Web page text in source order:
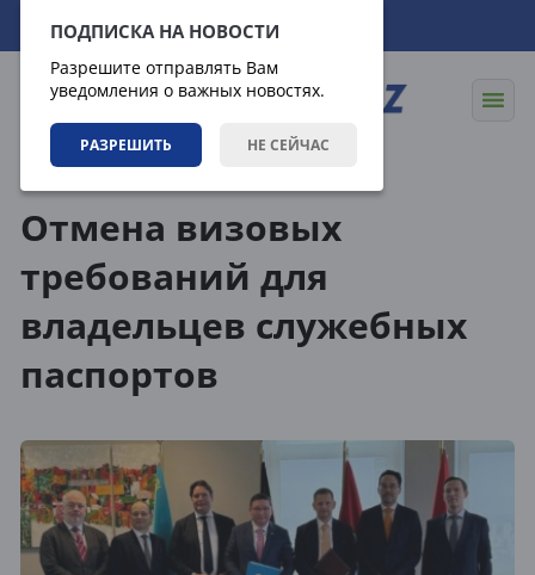
ПОДПИСКА НА НОВОСТИ
Разрешите отправлять Вам
уведомления о важных новостях.
РАЗРЕШИТЬ НЕ СЕЙЧАС
07.08.2026 22:53:46
Отмена визовых
требований для
владельцев служебных
паспортов